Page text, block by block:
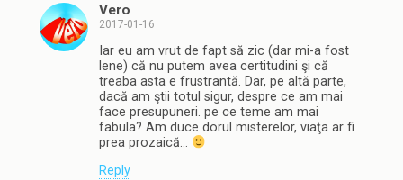
Vero
2017-01-16
Iar eu am vrut de fapt să zic (dar mi-a fost
lene) că nu putem avea certitudini şi că
treaba asta e frustrantă. Dar, pe altă parte,
dacă am ştii totul sigur, despre ce am mai
face presupuneri. pe ce teme am mai
fabula? Am duce dorul misterelor, viaţa ar fi
prea prozaică…
Reply